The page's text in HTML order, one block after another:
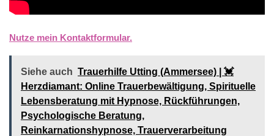
Nutze mein Kontaktformular.
Siehe auch Trauerhilfe Utting (Ammersee) | 💓️️
Herzdiamant: Online Trauerbewältigung, Spirituelle
Lebensberatung mit Hypnose, Rückführungen,
Psychologische Beratung,
Reinkarnationshypnose, Trauerverarbeitung